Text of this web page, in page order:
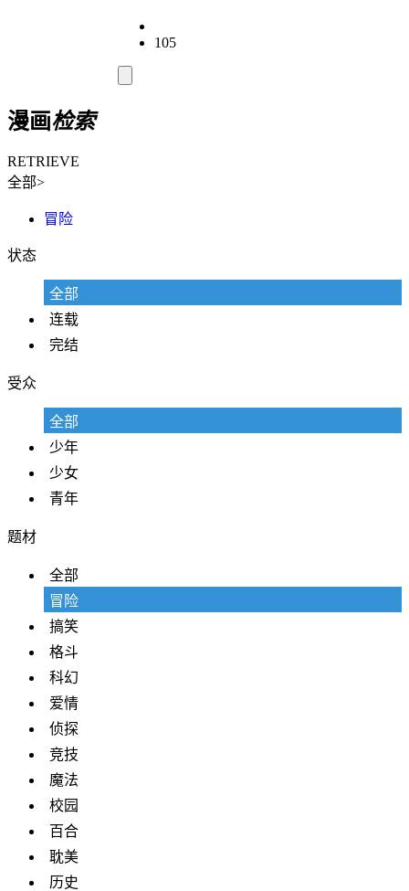
105
漫画检索
RETRIEVE
全部>
冒险
状态
全部
连载
完结
受众
全部
少年
少女
青年
题材
全部
冒险
搞笑
格斗
科幻
爱情
侦探
竞技
魔法
校园
百合
耽美
历史